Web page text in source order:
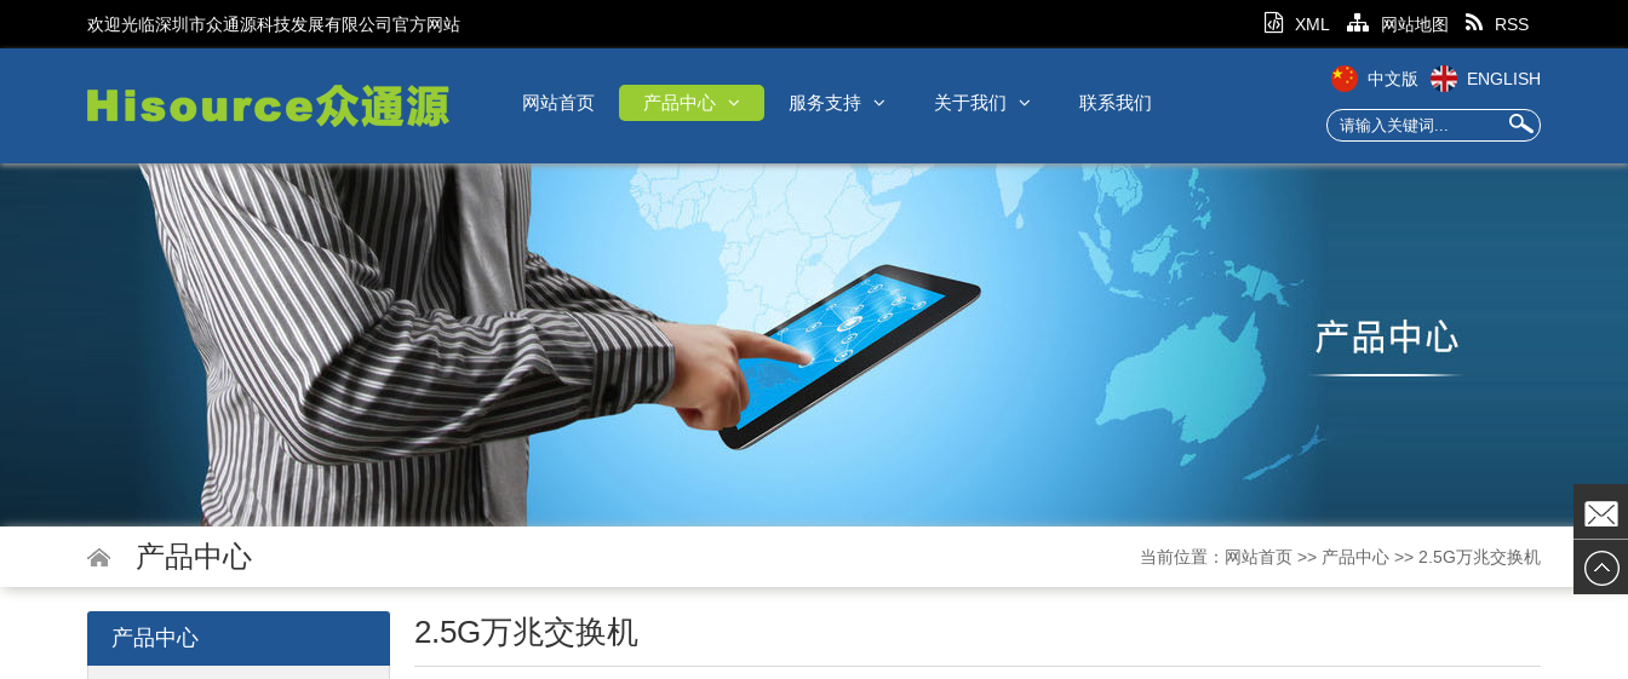
欢迎光临深圳市众通源科技发展有限公司官方网站 XML 网站地图 RSS
网站首页 产品中心 服务支持 关于我们 联系我们
中文版 ENGLISH
当前位置： 网站首页 >> 产品中心 >> 2.5G万兆交换机
产品中心
产品中心 2.5G万兆交换机
在线交